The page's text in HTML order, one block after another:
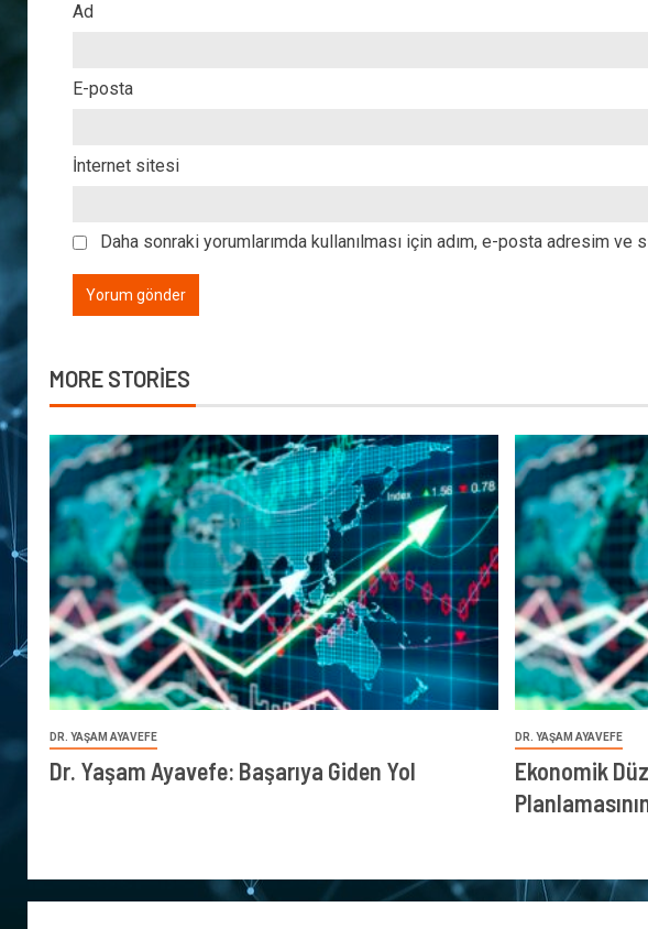
Ad
E-posta
İnternet sitesi
Daha sonraki yorumlarımda kullanılması için adım, e-posta adresim ve
MORE STORIES
DR. YAŞAM AYAVEFE
Dr. Yaşam Ayavefe: Başarıya Giden Yol
DR. YAŞAM AYAVEFE
Ekonomik